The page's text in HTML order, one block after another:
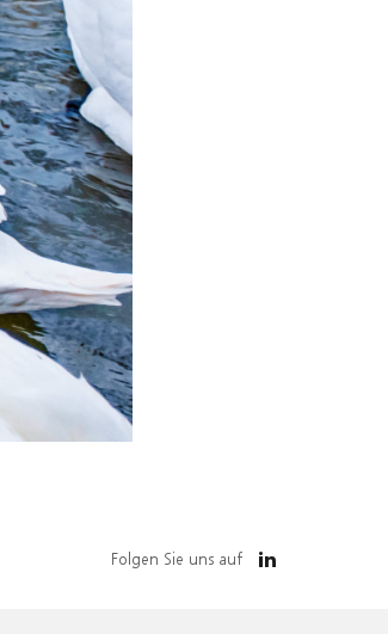
Folgen Sie uns auf